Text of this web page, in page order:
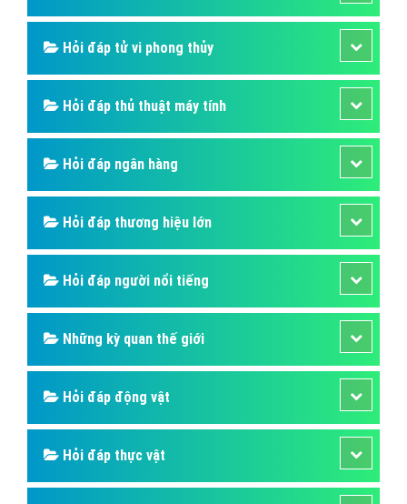
Hỏi đáp tử vi phong thủy
Hỏi đáp thủ thuật máy tính
Hỏi đáp ngân hàng
Hỏi đáp thương hiệu lớn
Hỏi đáp người nổi tiếng
Những kỳ quan thế giới
Hỏi đáp động vật
Hỏi đáp thực vật